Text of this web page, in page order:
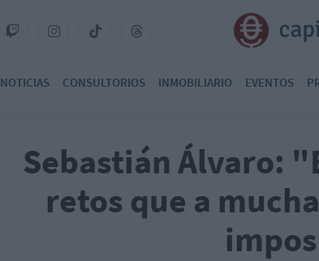
NOTICIAS CONSULTORIOS INMOBILIARIO EVENTOS
Sebastián Álvaro:
retos que a